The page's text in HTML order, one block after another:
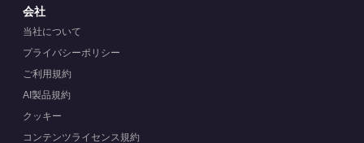
会社
当社について
プライバシーポリシー
ご利用規約
AI製品規約
クッキー
コンテンツライセンス規約